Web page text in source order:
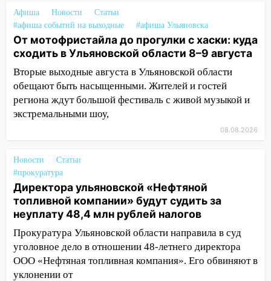
11:16 В Ульяновске ищут 37-летнего
мужчину, пропавшего ещё 19 июля
10:30 От мотофристайла до прогулки с
хаски: куда сходить в Ульяновской
области 8–9 августа
10:11 Директора ульяновской
«Нефтяной топливной компании» будут
судить за неуплату 48,4 млн рублей
09:28 Дети на дорогах: пострадали
велосипедисты, мотоциклисты и
пешеходы. Обзор крупных аварий в
Ульяновской области
08:30 Поджог со свечой, 16 сгоревших
домов и выстрел за водку
07:50 Какая погоды будет днем 8
Афиша Новости
Статьи
#афиша событий на выходные
#афиша Ульяновска
От мотофристайла до прогулки с хаски: куда
сходить в Ульяновской области 8–9 августа
Вторые выходные августа в Ульяновской области
обещают быть насыщенными. Жителей и гостей
региона ждут большой фестиваль с живой музыкой и
экстремальными шоу,
08.08.2026
Новости
Статьи
#прокуратура
Директора ульяновской «Нефтяной
топливной компании» будут судить за
неуплату 48,4 млн рублей налогов
Прокуратура Ульяновской области направила в суд
уголовное дело в отношении 48-летнего директора
ООО «Нефтяная топливная компания». Его обвиняют в
уклонении от